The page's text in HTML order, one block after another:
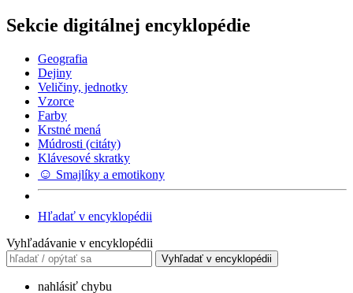
Sekcie digitálnej encyklopédie
Geografia
Dejiny
Veličiny, jednotky
Vzorce
Farby
Krstné mená
Múdrosti (citáty)
Klávesové skratky
☺ Smajlíky a emotikony
Hľadať v encyklopédii
Vyhľadávanie v encyklopédii
Vyhľadať v encyklopédii
nahlásiť chybu